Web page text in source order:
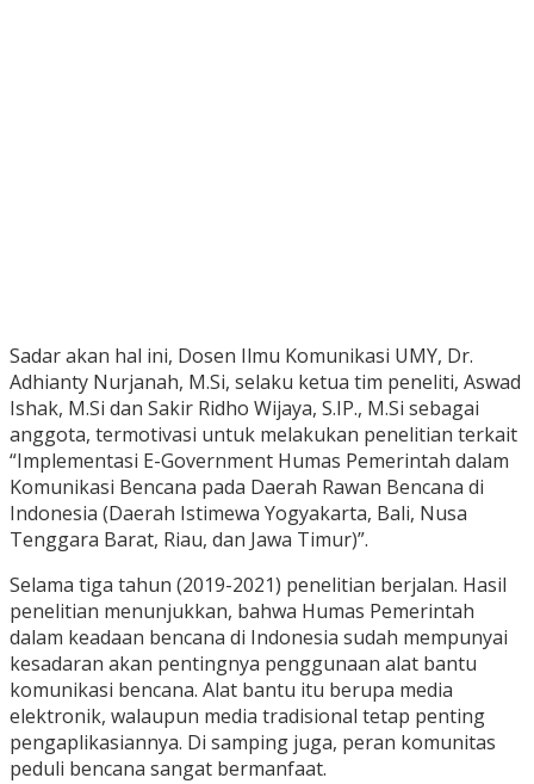
Sadar akan hal ini, Dosen Ilmu Komunikasi UMY, Dr.
Adhianty Nurjanah, M.Si, selaku ketua tim peneliti, Aswad
Ishak, M.Si dan Sakir Ridho Wijaya, S.IP., M.Si sebagai
anggota, termotivasi untuk melakukan penelitian terkait
“Implementasi E-Government Humas Pemerintah dalam
Komunikasi Bencana pada Daerah Rawan Bencana di
Indonesia (Daerah Istimewa Yogyakarta, Bali, Nusa
Tenggara Barat, Riau, dan Jawa Timur)”.
Selama tiga tahun (2019-2021) penelitian berjalan. Hasil
penelitian menunjukkan, bahwa Humas Pemerintah
dalam keadaan bencana di Indonesia sudah mempunyai
kesadaran akan pentingnya penggunaan alat bantu
komunikasi bencana. Alat bantu itu berupa media
elektronik, walaupun media tradisional tetap penting
pengaplikasiannya. Di samping juga, peran komunitas
peduli bencana sangat bermanfaat.